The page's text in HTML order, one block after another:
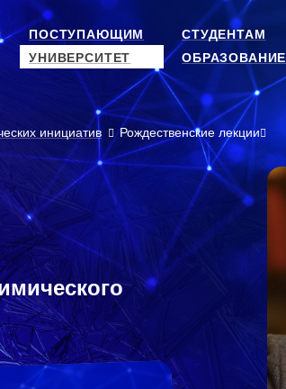
ПОСТУПАЮЩИМ СТУДЕНТАМ
УНИВЕРСИТЕТ
ОБРАЗОВАНИЕ
инициатив Рождественские лекции